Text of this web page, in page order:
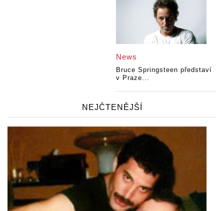
News
Bruce Springsteen představí
v Praze...
NEJČTENĚJŠÍ